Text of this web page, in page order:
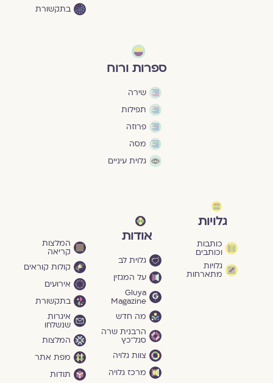
בתקשורת
ספרות ורוח
שירה
תפילות
פרוזה
מסה
גלוית עיניים
גלויות
כותבות
וכותבים
גלויות
מתארחות
אודות
גלוית לב
על המגזין
Gluya
Magazine
מה חדש
הרבנית שרה
סגל־כץ
צוות גלויה
מרכז גלויה
המלצות
קריאה
קולות קוראים
אירועים
בתקשורת
איגרות
שנשלחו
המלצות
מפת אתר
תודות